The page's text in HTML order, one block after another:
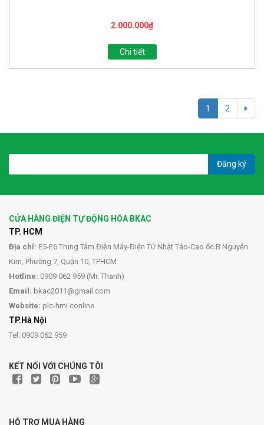
2.000.000₫
Chi tiết
1 2
Đăng ký
CỬA HÀNG ĐIỆN TỰ ĐỘNG HÓA BKAC
TP. HCM
Địa chỉ: E5-E6 Trung Tâm Điện Máy-Điện Tử Nhật Tảo-Cao ốc B Nguyễn
Kim, Phường 7, Quận 10, TPHCM
Hotline: 0909 062 959 (Mr. Thanh)
Email: bkac2011@gmail.com
Website: plc-hmi.conline
TP.Hà Nội
Tel: 0909 062 959
KẾT NỐI VỚI CHÚNG TÔI
HỖ TRỢ MUA HÀNG